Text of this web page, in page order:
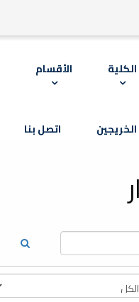
الكلية الأقسام
الخريجين اتصل بنا